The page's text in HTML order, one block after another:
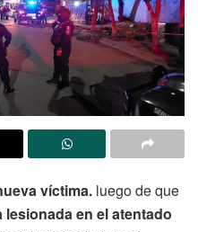
víctima. luego de que
lesionada en el atentado